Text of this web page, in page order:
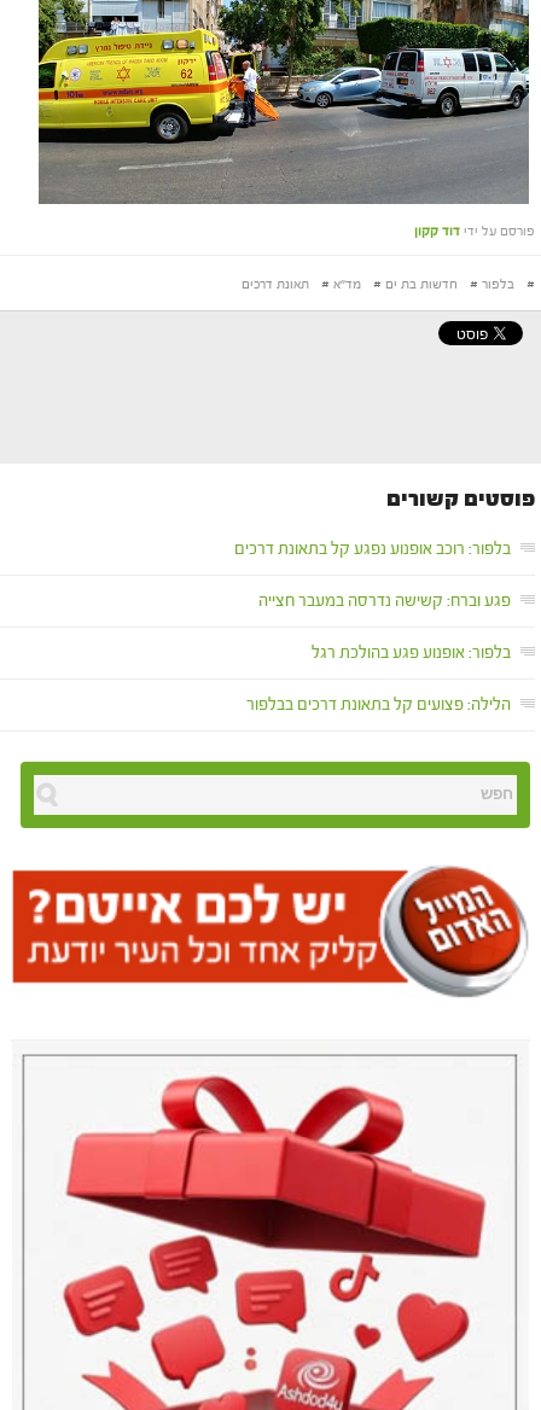
פורסם על ידי דוד קקון
# בלפור # חדשות בת ים # מד"א # תאונת דרכים
פוסטים קשורים
בלפור: רוכב אופנוע נפגע קל בתאונת דרכים
פגע וברח: קשישה נדרסה במעבר חצייה
בלפור: אופנוע פגע בהולכת רגל
הלילה: פצועים קל בתאונת דרכים בבלפור